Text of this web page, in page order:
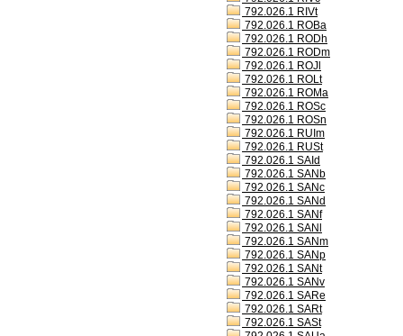
792.026.1 RIVt
792.026.1 ROBa
792.026.1 RODh
792.026.1 RODm
792.026.1 ROJl
792.026.1 ROLt
792.026.1 ROMa
792.026.1 ROSc
792.026.1 ROSn
792.026.1 RUIm
792.026.1 RUSt
792.026.1 SAId
792.026.1 SANb
792.026.1 SANc
792.026.1 SANd
792.026.1 SANf
792.026.1 SANl
792.026.1 SANm
792.026.1 SANp
792.026.1 SANt
792.026.1 SANv
792.026.1 SARe
792.026.1 SARt
792.026.1 SASt